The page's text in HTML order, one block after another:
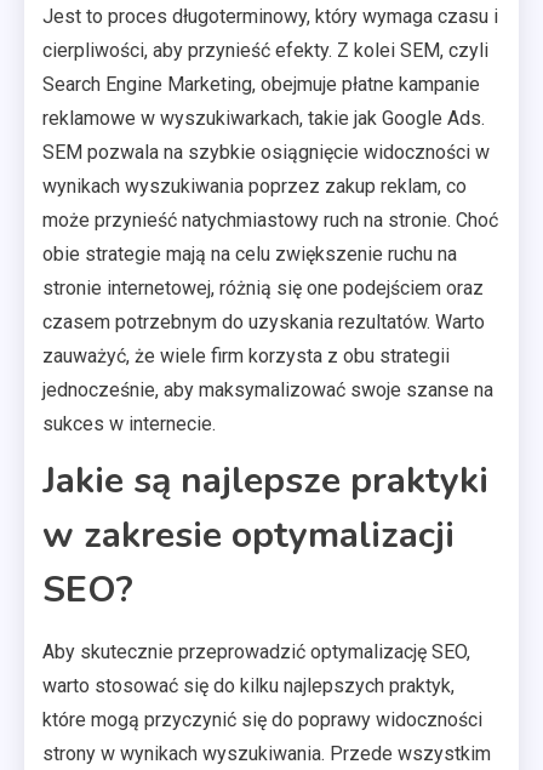
Jest to proces długoterminowy, który wymaga czasu i
cierpliwości, aby przynieść efekty. Z kolei SEM, czyli
Search Engine Marketing, obejmuje płatne kampanie
reklamowe w wyszukiwarkach, takie jak Google Ads.
SEM pozwala na szybkie osiągnięcie widoczności w
wynikach wyszukiwania poprzez zakup reklam, co
może przynieść natychmiastowy ruch na stronie. Choć
obie strategie mają na celu zwiększenie ruchu na
stronie internetowej, różnią się one podejściem oraz
czasem potrzebnym do uzyskania rezultatów. Warto
zauważyć, że wiele firm korzysta z obu strategii
jednocześnie, aby maksymalizować swoje szanse na
sukces w internecie.
Jakie są najlepsze praktyki
w zakresie optymalizacji
SEO?
Aby skutecznie przeprowadzić optymalizację SEO,
warto stosować się do kilku najlepszych praktyk,
które mogą przyczynić się do poprawy widoczności
strony w wynikach wyszukiwania. Przede wszystkim